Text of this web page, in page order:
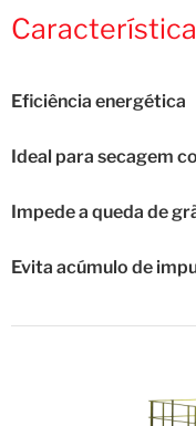
Eficiência energética
Ideal para secagem
Impede a queda de
Evita acúmulo de